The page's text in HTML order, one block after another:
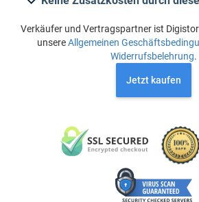
Verkäufer und Vertragspartner ist
unsereAllgemeinen
Widerrufsbelehrung.
Jetzt kaufen